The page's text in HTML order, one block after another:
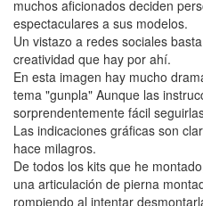
muchos aficionados deciden
espectaculares a sus modelos.
Un vistazo a redes sociales
creatividad que hay por ahí.
En esta imagen hay mucho
tema "gunpla" Aunque las
sorprendentemente fácil
Las indicaciones gráficas son
hace milagros.
De todos los kits que he
una articulación de pierna
rompiendo al intentar